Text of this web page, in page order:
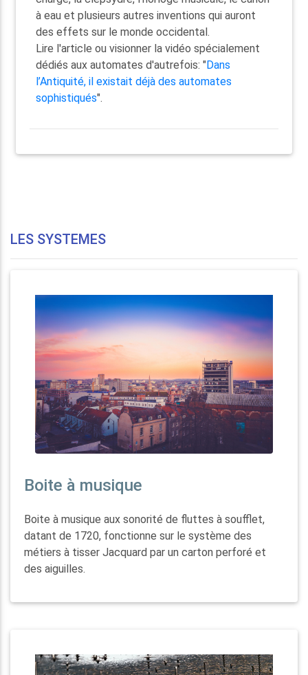
à eau et plusieurs autres inventions qui auront
des effets sur le monde occidental.
Lire l'article ou visionner la vidéo spécialement
dédiés aux automates d'autrefois: " Dans
l’Antiquité, il existait déjà des automates
sophistiqués".
LES SYSTEMES
Boite à musique
Boite à musique aux sonorité de fluttes à soufflet,
datant de 1720, fonctionne sur le système des
métiers à tisser Jacquard par un carton perforé et
des aiguilles.